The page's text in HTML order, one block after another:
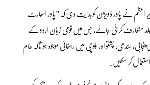
اعظم نے پاور ڈویژن کو ہدایت دی کہ ”پاور اسمارٹ
متعارف کرائی جائے، جس میں قومی زبان اردو کے
سندھی، پشتو اور بلوچی میں رہنمائی موجود ہو تاکہ عام
کر سکیں۔